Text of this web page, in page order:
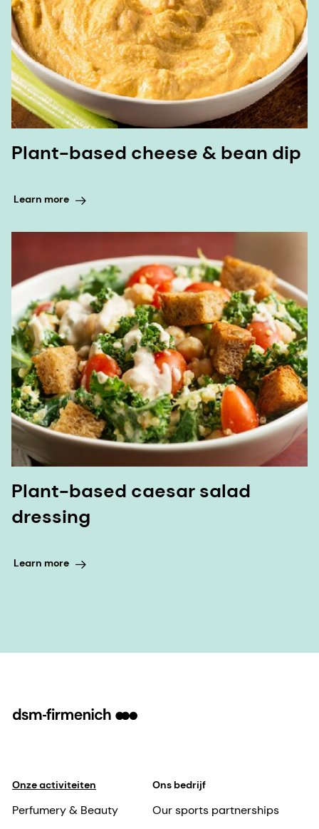
Plant-based cheese & bean dip
Learn more
Plant-based caesar salad
dressing
Learn more
Onze activiteiten
Perfumery & Beauty
Ons bedrijf
Our sports partnerships